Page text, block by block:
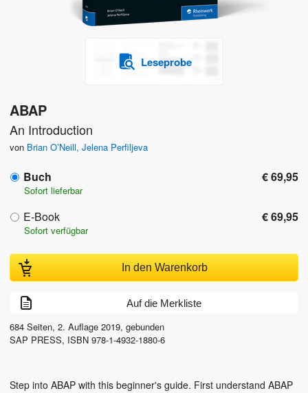
Leseprobe
ABAP
An Introduction
von Brian O’Neill, Jelena Perfiljeva
Buch € 69,95
Sofort lieferbar
E-Book € 69,95
Sofort verfügbar
In den Warenkorb
Auf die Merkliste
684 Seiten, 2. Auflage 2019, gebunden
SAP PRESS, ISBN 978-1-4932-1880-6
Step into ABAP with this beginner's guide. First understand ABAP